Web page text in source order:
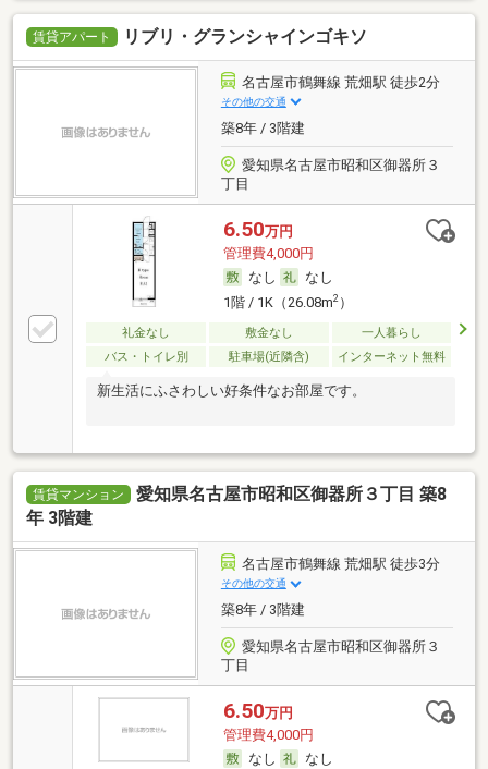
賃貸アパート リブリ・グランシャインゴキソ
名古屋市鶴舞線 荒畑駅 徒歩2分
その他の交通
築8年 / 3階建
愛知県名古屋市昭和区御器所３
丁目
6.50万円
管理費4,000円
なし
なし
1階 / 1K（26.08m2）
礼金なし 敷金なし
一人暮らし
バス・トイレ別
駐車場(近隣含) インターネット無料
新生活にふさわしい好条件なお部屋です。
賃貸マンション
愛知県名古屋市昭和区御器所３丁目 築8
年 3階建
名古屋市鶴舞線 荒畑駅 徒歩3分
その他の交通
築8年 / 3階建
愛知県名古屋市昭和区御器所３
丁目
6.50万円
管理費4,000円
なし
なし